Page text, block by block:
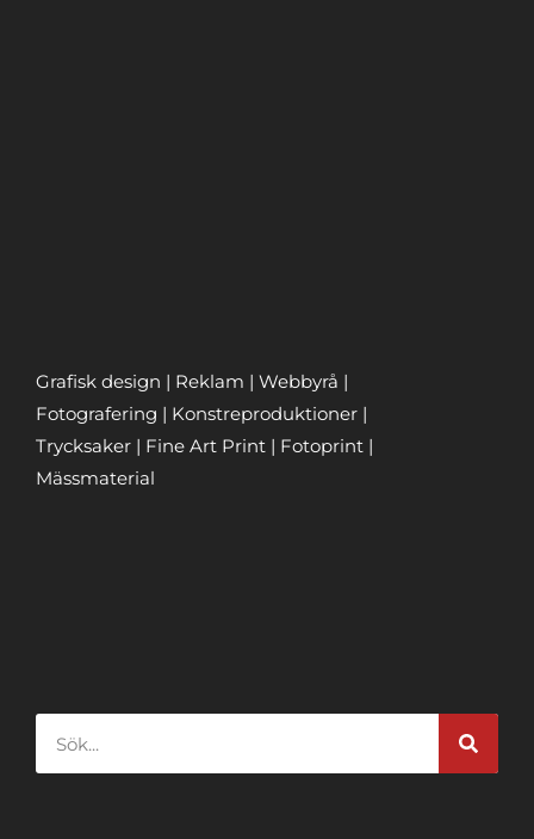
Grafisk design | Reklam | Webbyrå |
Fotografering | Konstreproduktioner |
Trycksaker | Fine Art Print | Fotoprint |
Mässmaterial